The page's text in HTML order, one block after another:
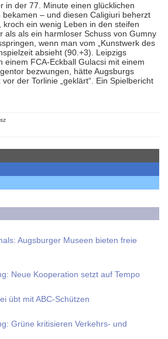
in der 77. Minute einen glücklichen
– und diesen Caligiuri beherzt
kroch ein wenig Leben in den steifen
als als ein harmloser Schuss von Gumny
wenn man vom „Kunstwerk des
absieht (90.+3). Leipzigs
einem FCA-Eckball Gulacsi mit einem
bezwungen, hätte Augsburgs
der Torlinie „geklärt“. Ein Spielbericht
Augsburger Museen bieten freie
Neue Kooperation setzt auf Tempo
übt mit ABC-Schüt­zen
Grüne kritisieren Verkehrs- und